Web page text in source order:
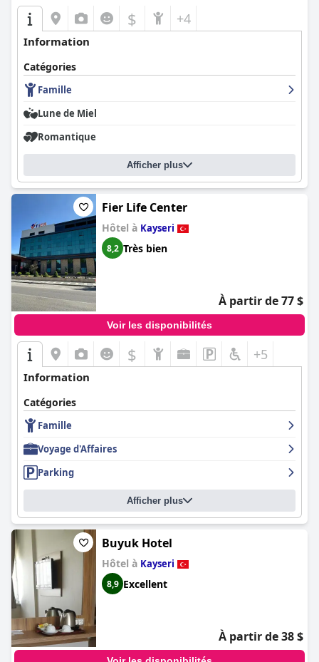
$ +4
Information
Catégories
Famille
Lune de Miel
Romantique
Afficher plus
Fier Life Center
Hôtel à Kayseri
8,2 Très bien
À partir de 77 $
Voir les disponibilités
$ +5
Information
Catégories
Famille
Voyage d'Affaires
Parking
Afficher plus
Buyuk Hotel
Hôtel à Kayseri
8,9 Excellent
À partir de 38 $